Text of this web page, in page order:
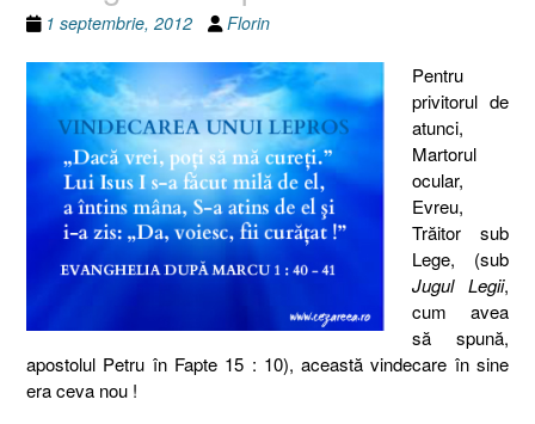
1 septembrie, 2012 Florin
Pentru
privitorul de
atunci,
Martorul
ocular,
Evreu,
Trăitor sub
Lege, (sub
Jugul Legii,
cum avea
să spună,
apostolul Petru în Fapte 15 : 10), această vindecare în sine
era ceva nou !